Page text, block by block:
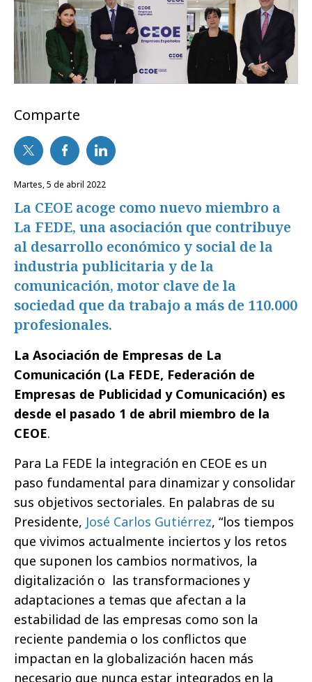
Comparte
martes, 5 de abril 2022
La CEOE acoge como nuevo miembro a
La FEDE, una asociación que contribuye
al desarrollo económico y social de la
industria publicitaria y de la
comunicación, motor clave de la
sociedad que da trabajo a más de 110.000
profesionales.
La Asociación de Empresas de La
Comunicación (La FEDE, Federación de
Empresas de Publicidad y Comunicación) es
desde el pasado 1 de abril miembro de la
CEOE.
Para La FEDE la integración en CEOE es un
paso fundamental para dinamizar y consolidar
sus objetivos sectoriales. En palabras de su
Presidente, José Carlos Gutiérrez, “los tiempos
que vivimos actualmente inciertos y los retos
que suponen los cambios normativos, la
digitalización o las transformaciones y
adaptaciones a temas que afectan a la
estabilidad de las empresas como son la
reciente pandemia o los conflictos que
impactan en la globalización hacen más
necesario que nunca estar integrados en la